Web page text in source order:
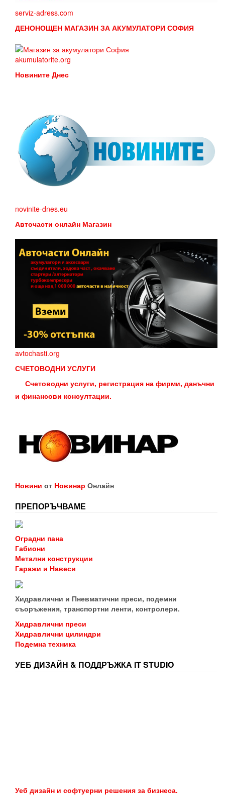
serviz-adress.com
ДЕНОНОЩЕН МАГАЗИН ЗА АКУМУЛАТОРИ СОФИЯ
akumulatorite.org
Новините Днес
novinite-dnes.eu
Авточасти онлайн Магазин
avtochasti.org
СЧЕТОВОДНИ УСЛУГИ
Счетоводни услуги, регистрация на фирми, данъчни
и финансови консултации.
Новини от Новинар Онлайн
ПРЕПОРЪЧВАМЕ
Оградни пана
Габиони
Метални конструкции
Гаражи и Навеси
Хидравлични и Пневматични преси, подемни
съоръжения, транспортни ленти, контролери.
Хидравлични преси
Хидравлични цилиндри
Подемна техника
УЕБ ДИЗАЙН & ПОДДРЪЖКА IT STUDIO
Уеб дизайн и софтуерни решения за бизнеса.